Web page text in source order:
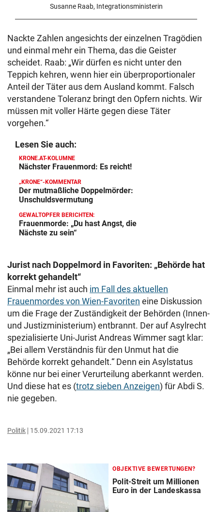
Susanne Raab, Integrationsministerin
Nackte Zahlen angesichts der einzelnen Tragödien
und einmal mehr ein Thema, das die Geister
scheidet. Raab: „Wir dürfen es nicht unter den
Teppich kehren, wenn hier ein überproportionaler
Anteil der Täter aus dem Ausland kommt. Falsch
verstandene Toleranz bringt den Opfern nichts. Wir
müssen mit voller Härte gegen diese Täter
vorgehen.“
Lesen Sie auch:
KRONE.AT-KOLUMNE
Nächster Frauenmord: Es reicht!
„KRONE“-KOMMENTAR
Der mutmaßliche Doppelmörder:
Unschuldsvermutung
GEWALTOPFER BERICHTEN:
Frauenmorde: „Du hast Angst, die
Nächste zu sein“
Jurist nach Doppelmord in Favoriten: „Behörde hat
korrekt gehandelt“
Einmal mehr ist auch im Fall des aktuellen
Frauenmordes von Wien-Favoriten eine Diskussion
um die Frage der Zuständigkeit der Behörden (Innen-
und Justizministerium) entbrannt. Der auf Asylrecht
spezialisierte Uni-Jurist Andreas Wimmer sagt klar:
„Bei allem Verständnis für den Unmut hat die
Behörde korrekt gehandelt.“ Denn ein Asylstatus
könne nur bei einer Verurteilung aberkannt werden.
Und diese hat es (trotz sieben Anzeigen) für Abdi S.
nie gegeben.
Politik 15.09.2021 17:13
OBJEKTIVE BEWERTUNGEN?
Polit-Streit um Millionen
Euro in der Landeskassa